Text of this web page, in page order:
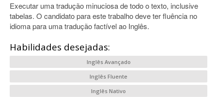
Executar uma tradução minuciosa de todo o texto, inclusive
tabelas. O candidato para este trabalho deve ter fluência no
idioma para uma tradução factível ao Inglês.
Habilidades desejadas:
Inglês Avançado
Inglês Fluente
Inglês Nativo